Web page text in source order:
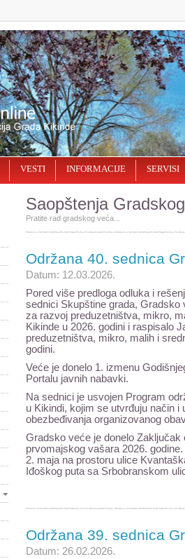
VESTI INFORMACIJE SERVISI
Saopštenja
Pratite rad gradskog veća...
Održana 40. sednica
Datum: 12.03.2026.
Pored više predloga odluka i
sednici Skupštine grada, Gradsko
za razvoj preduzetništva, mikro,
Kikinde u 2026. godini i raspisalo
preduzetništva, mikro, malih i
godini.
Veće je donelo 1. izmenu
Portalu javnih nabavki.
Na sednici je usvojen Program
u Kikindi, kojim se utvrđuju način i
obezbeđivanja organizovanog
Gradsko veće je donelo
prvomajskog vašara 2026.
2. maja na prostoru ulice
Iđoškog puta sa Srbobranskom
Održana 39. sednica
Datum: 26.02.2026.